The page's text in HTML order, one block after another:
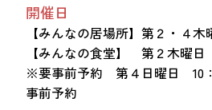
開催日
【みんなの居場所】第２・４木
【みんなの食堂】 第２木曜
※要事前予約 第４日曜日
事前予約